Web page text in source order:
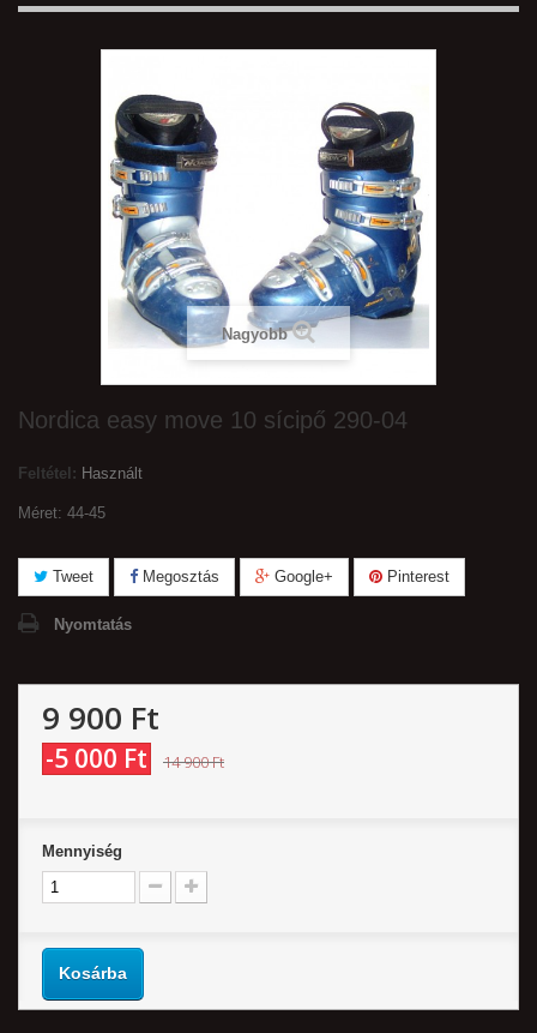
Nagyobb
Nordica easy move 10 sícipő 290-04
Feltétel: Használt
Méret: 44-45
Tweet Megosztás Google+ Pinterest
Nyomtatás
9 900 Ft‎
-5 000 Ft‎ 14 900 Ft‎
Mennyiség
Kosárba